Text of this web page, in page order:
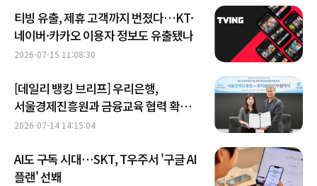
티빙 유출, 제휴 고객까지 번졌다…KT·
네이버·카카오 이용자 정보도 유출됐나
2026-07-15 11:08:30
[데일리 뱅킹 브리프] 우리은행,
서울경제진흥원과 금융교육 협력 확대
外
2026-07-14 14:15:04
AI도 구독 시대…SKT, T우주서 '구글 AI
플랜' 선봬